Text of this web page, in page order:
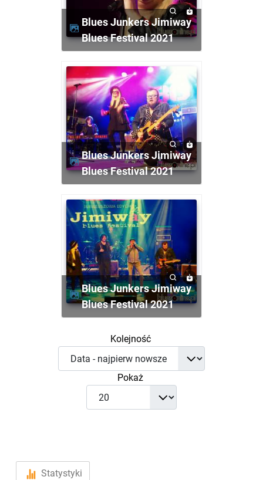
Blues Junkers Jimiway
Blues Festival 2021
Blues Junkers Jimiway
Blues Festival 2021
Blues Junkers Jimiway
Blues Festival 2021
Kolejność
Pokaż
Statystyki